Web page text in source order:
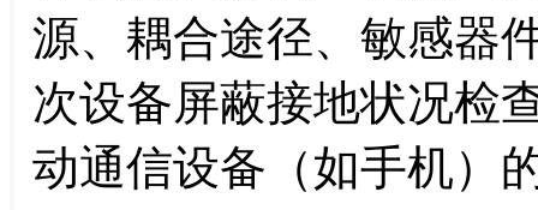
源、耦合途径、敏感器
次设备屏蔽接地状况检
动通信设备（如手机）